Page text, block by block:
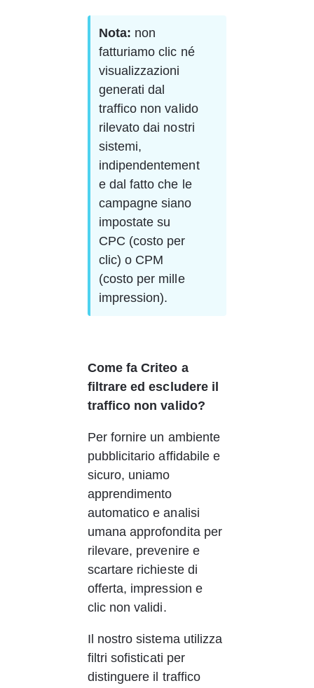
Nota: non
fatturiamo clic né
visualizzazioni
generati dal
traffico non valido
rilevato dai nostri
sistemi,
indipendentement
e dal fatto che le
campagne siano
impostate su
CPC (costo per
clic) o CPM
(costo per mille
impression).
Come fa Criteo a
filtrare ed escludere il
traffico non valido?
Per fornire un ambiente
pubblicitario affidabile e
sicuro, uniamo
apprendimento
automatico e analisi
umana approfondita per
rilevare, prevenire e
scartare richieste di
offerta, impression e
clic non validi.
Il nostro sistema utilizza
filtri sofisticati per
distinguere il traffico